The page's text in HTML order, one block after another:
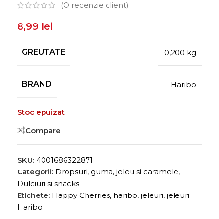
(O recenzie client)
8,99 lei
GREUTATE 0,200 kg
BRAND Haribo
Stoc epuizat
Compare
SKU: 4001686322871
Categorii: Dropsuri, guma, jeleu si caramele,
Dulciuri si snacks
Etichete: Happy Cherries, haribo, jeleuri, jeleuri
Haribo